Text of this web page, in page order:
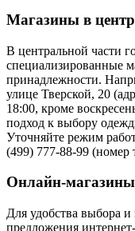
Магазины в
В центральной части
специализированные
принадлежности.
улице Тверской, 20
18:00, кроме
подход к выбору
Уточняйте режим
(499) 777-88-99
Онлайн-магазины
Для удобства выбора
предложения